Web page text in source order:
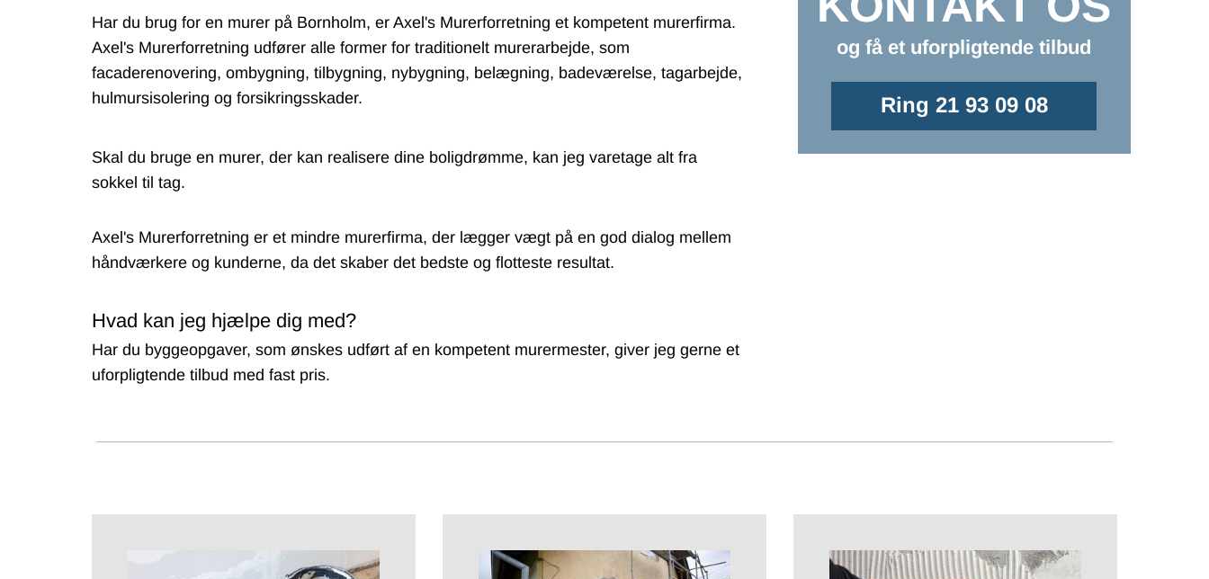
Har du brug for en murer på Bornholm, er Axel's Murerforretning et kompetent murerfirma.
Axel's Murerforretning udfører alle former for traditionelt murerarbejde, som
facaderenovering, ombygning, tilbygning, nybygning, belægning, badeværelse, tagarbejde,
hulmursisolering og forsikringsskader.
Skal du bruge en murer, der kan realisere dine boligdrømme, kan jeg varetage alt fra
sokkel til tag.
Axel's Murerforretning er et mindre murerfirma, der lægger vægt på en god dialog mellem
håndværkere og kunderne, da det skaber det bedste og flotteste resultat.
Hvad kan jeg hjælpe dig med?
Har du byggeopgaver, som ønskes udført af en kompetent murermester, giver jeg gerne et
uforpligtende tilbud med fast pris.
og få et uforpligtende tilbud
Ring 21 93 09 08